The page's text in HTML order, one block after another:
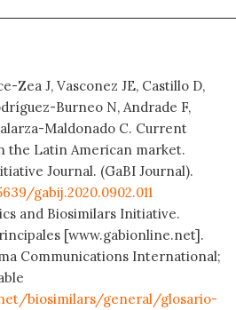
Zea J, Vasconez JE, Castillo D,
Burneo N, Andrade F,
Maldonado C. Current
the Latin American market.
Journal. (GaBI Journal).
gabij.2020.0902.011
and Biosimilars Initiative.
[www.gabionline.net].
Communications International;
biosimilars/general/glosario-